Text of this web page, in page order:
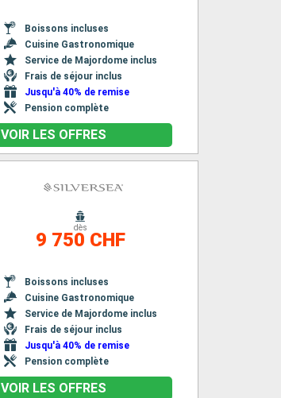
Boissons incluses
Cuisine Gastronomique
Service de Majordome inclus
Frais de séjour inclus
Jusqu'à 40% de remise
Pension complète
VOIR LES OFFRES
dès
9 750 CHF
Boissons incluses
Cuisine Gastronomique
Service de Majordome inclus
Frais de séjour inclus
Jusqu'à 40% de remise
Pension complète
VOIR LES OFFRES